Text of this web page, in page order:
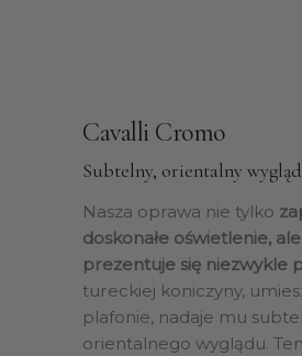
Cavalli Cromo
Subtelny, orientalny wygląd
Nasza oprawa nie tylko
doskonałe oświetlenie,
prezentuje się niezwykle
tureckiej koniczyny,
plafonie, nadaje mu
orientalnego wyglądu.